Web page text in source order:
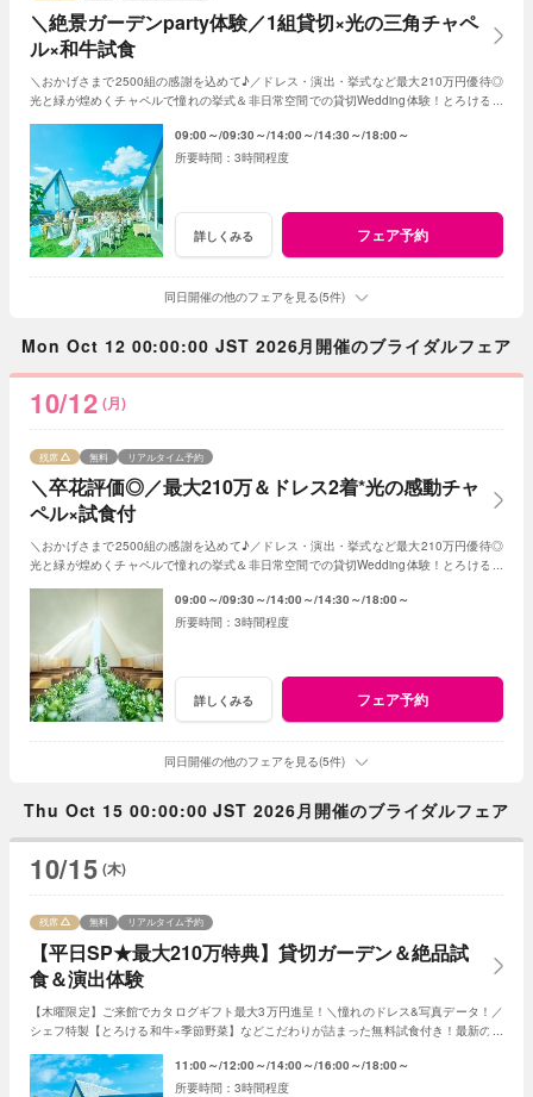
＼絶景ガーデンparty体験／1組貸切×光の三角チャペ
ル×和牛試食
＼おかげさまで2500組の感謝を込めて♪／ドレス・演出・挙式など最大210万円優待◎
光と緑が煌めくチャペルで憧れの挙式＆非日常空間での貸切Wedding体験！とろける和
09:00～ 09:30～ 14:00～ 14:30～ 18:00～
3時間程度
詳しくみる フェア予約
同日開催の他のフェアを見る(5件)
Mon Oct 12 00:00:00 JST 2026月開催のブライダルフェア
10/12 (月)
＼卒花評価◎／最大210万＆ドレス2着*光の感動チャ
ペル×試食付
残席 無料 リアルタイム予約
＼おかげさまで2500組の感謝を込めて♪／ドレス・演出・挙式など最大210万円優待◎
光と緑が煌めくチャペルで憧れの挙式＆非日常空間での貸切Wedding体験！とろける和
09:00～ 09:30～ 14:00～ 14:30～ 18:00～
3時間程度
詳しくみる フェア予約
同日開催の他のフェアを見る(5件)
Thu Oct 15 00:00:00 JST 2026月開催のブライダルフェア
10/15 (木)
【平日SP★最大210万特典】貸切ガーデン＆絶品試
食＆演出体験
残席 無料 リアルタイム予約
【木曜限定】ご来館でカタログギフト最大3万円進呈！＼憧れのドレス&写真データ！／
シェフ特製【とろける和牛×季節野菜】などこだわりが詰まった無料試食付き！最新のマ
11:00～ 12:00～ 14:00～ 16:00～ 18:00～
3時間程度